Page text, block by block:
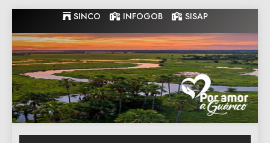
to
content
SINCO INFOGOB SISAP
Gobernacion
de Guarico
Gobernacion de Guarico